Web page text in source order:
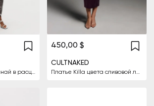
Комбинезон Лилуминай в расцветке "Зебра"
450,00 $
CULTNAKED
Платье Killa цвета сливовой лакированной кожи